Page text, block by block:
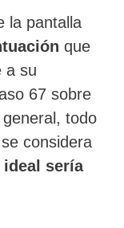
la pantalla
que
a su
67 sobre
todo
considera
ideal sería